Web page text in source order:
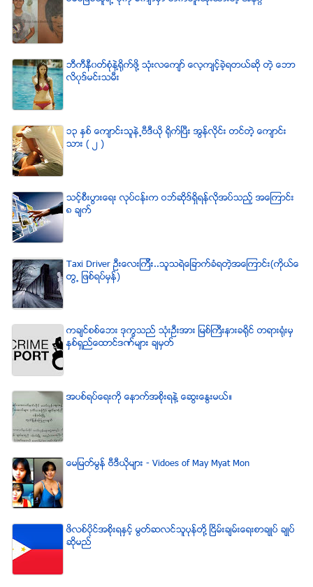
ဘီကီနီ၀တ္စံုနဲ႔႐ုိက္ဖို႔ သံုးလေက်ာ္ ေလ့က်င့္ခဲ့ရတယ္ဆို တဲ့ ေဘာ
လိ၀ုဒ္မင္းသမီး
၁၃ ႏွစ္ ေက်ာင္းသူနဲ႕ဗီဒီယို ရိုက္ျပီး အြန္လိုင္း တင္တဲ့ ေက်ာင္း
သား ( ၂ )
သင့္စီးပြားေရး လုပ္ငန္းက ဝဘ္ဆိုဒ္ရွိရန္လိုအပ္သည့္ အေၾကာင္း
၈ ခ်က္
Taxi Driver ဦးေလးၾကီး..သူသရဲေျခာက္ခံရတဲ့အေၾကာင္း(ကိုယ္ေ
တြ႕ ျဖစ္ရပ္မွန္)
ကခ်င္စစ္ေဘး ဒုကၡသည္ သံုးဦးအား ျမစ္ႀကီးနားခရိုင္ တရားရံုးမွ
ႏွစ္ရွည္ေထာင္ဒဏ္မ်ား ခ်မွတ္
အပစ္ရပ္ေရးကို ေနာက္အစိုးရနဲ႔ ေဆြးေႏြးမယ္။
ေမျမတ္မြန္ ဗီဒီယုိမ်ား - Vidoes of May Myat Mon
ဖိလစ္ပိုင္အစိုးရႏွင့္ မြတ္ဆလင္သူပုန္တို႔ ၿငိမ္းခ်မ္းေရးစာခ်ဳပ္ ခ်ဳပ္
ဆိုမည္